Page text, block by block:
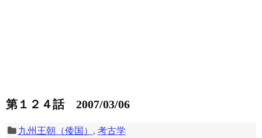
第１２４話 2007/03/06
九州王朝（倭国） , 考古学